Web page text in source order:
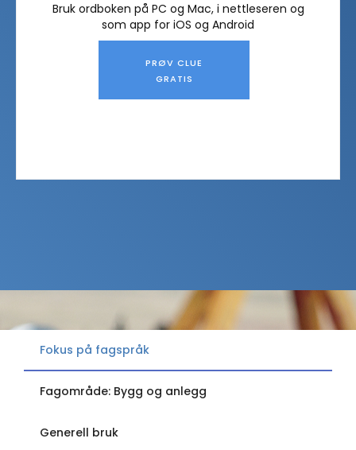
Bruk ordboken på PC og Mac, i nettleseren og
som app for iOS og Android
PRØV CLUE
GRATIS
Fokus på fagspråk
Fagområde: Bygg og anlegg
Generell bruk